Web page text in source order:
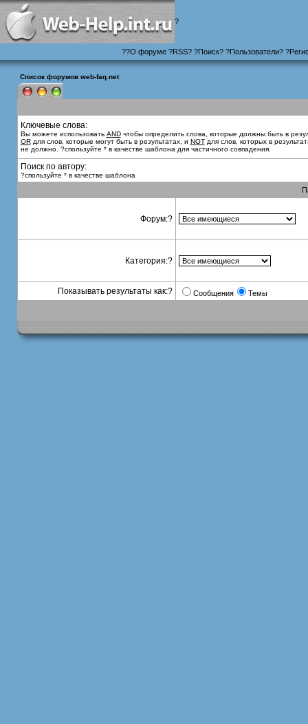
?
??О форуме?RSS? ?Поиск? ?Пользователи? ?
Список форумов web-faq.net
Ключевые слова:
Вы можете использовать ANDчтобы определить слова, которые должны быть в
ORдля слов, которые могут быть в результатах, и NOTдля слов, которых в
не должно. ?спользуйте * в качестве шаблона для частичного совпадения.
Поиск по автору:
?спользуйте * в качестве шаблона
Форум:?
Категория:?
Показывать результаты как:? Сообщения Темы